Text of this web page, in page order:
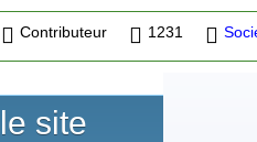
Contributeur 1231
site